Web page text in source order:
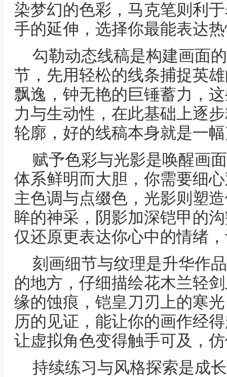
染梦幻的色彩，马克笔则利
手的延伸，选择你最能表达
勾勒动态线稿是构建画面
节，先用轻松的线条捕捉英
飘逸，钟无艳的巨锤蓄力，
力与生动性，在此基础上逐
轮廓，好的线稿本身就是一
赋予色彩与光影是唤醒画
体系鲜明而大胆，你需要细
主色调与点缀色，光影则塑
眸的神采，阴影加深铠甲的
仅还原更表达你心中的情绪
刻画细节与纹理是升华作
的地方，仔细描绘花木兰轻
缘的蚀痕，铠皇刀刃上的寒
历的见证，能让你的画作经
让虚拟角色变得触手可及，
持续练习与风格探索是成